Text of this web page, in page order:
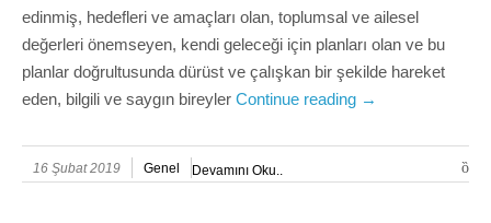
edinmiş, hedefleri ve amaçları olan, toplumsal ve ailesel
değerleri önemseyen, kendi geleceği için planları olan ve bu
planlar doğrultusunda dürüst ve çalışkan bir şekilde hareket
eden, bilgili ve saygın bireyler Continue reading →
16 Şubat 2019 Genel Devamını Oku..